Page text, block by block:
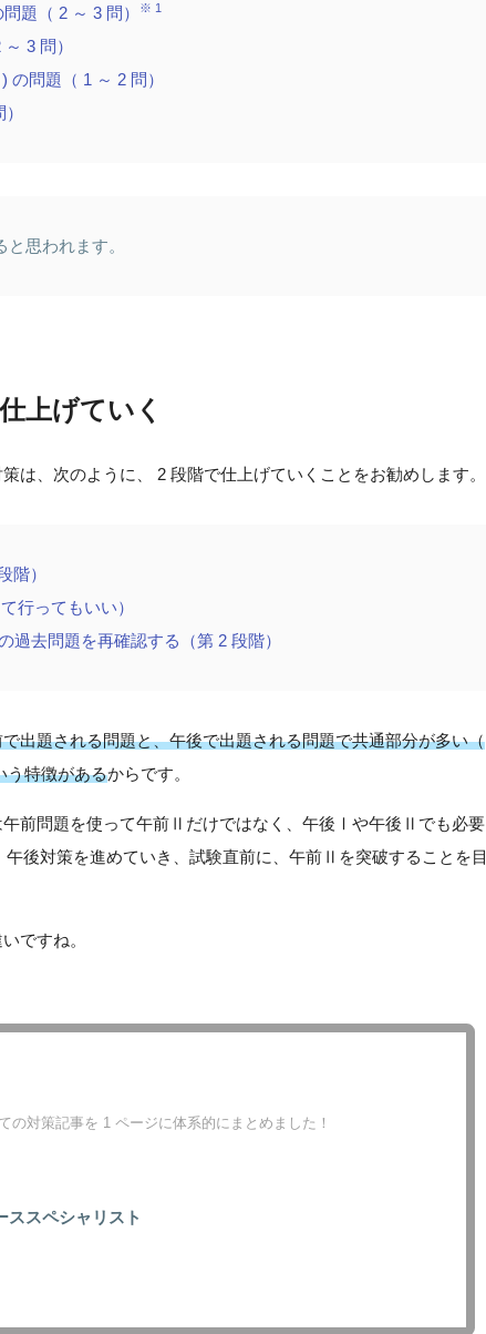
題（ 2 ～ 3 問） ※ 1
3 問）
の問題（ 1 ～ 2 問）
思われます。
上げていく
は、次のように、 2 段階で仕上げていくことをお勧めします。
階）
行ってもいい）
去問題を再確認する（第 2 段階）
で出題される問題と、午後で出題される問題で共通部分が多い（
う特徴があるからです。
午前問題を使って午前Ⅱだけではなく、午後Ⅰや午後Ⅱでも必要
午後対策を進めていき、試験直前に、午前Ⅱを突破することを目
ですね。
対策記事を 1 ページに体系的にまとめました！
ススペシャリスト